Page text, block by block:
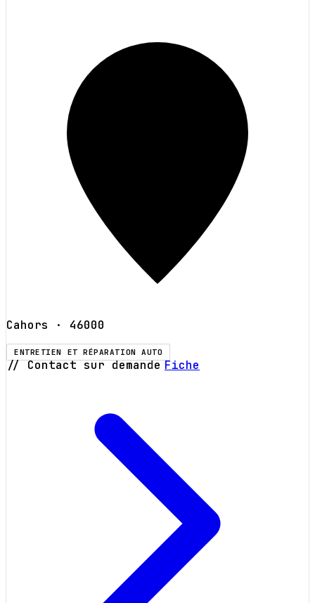
Cahors · 46000
ENTRETIEN ET RÉPARATION AUTO
// Contact sur demande Fiche